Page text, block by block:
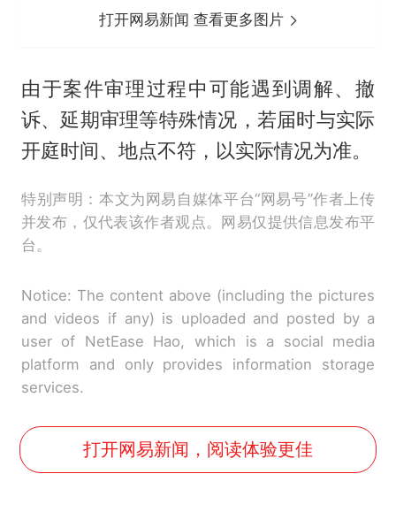
打开网易新闻 查看更多图片
由于案件审理过程中可能遇到调解、撤
诉、延期审理等特殊情况，若届时与实际
开庭时间、地点不符，以实际情况为准。
特别声明：本文为网易自媒体平台“网易号”作者上传
并发布，仅代表该作者观点。网易仅提供信息发布平
台。
Notice: The content above (including the pictures
and videos if any) is uploaded and posted by a
user of NetEase Hao, which is a social media
platform and only provides information storage
services.
打开网易新闻，阅读体验更佳